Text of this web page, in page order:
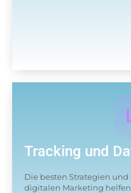
Tracking und
Die besten Strategien
digitalen Marketing